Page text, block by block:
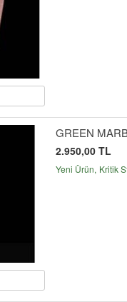
GREEN
2.950,00 TL
Yeni Ürün Kritik